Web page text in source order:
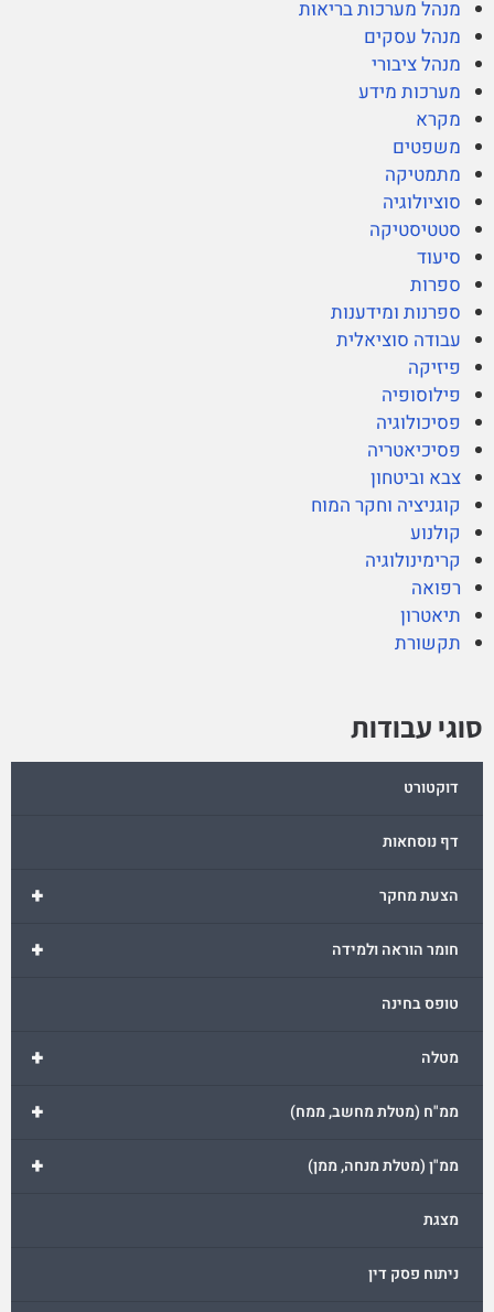
מנהל מערכות בריאות
מנהל עסקים
מנהל ציבורי
מערכות מידע
מקרא
משפטים
מתמטיקה
סוציולוגיה
סטטיסטיקה
סיעוד
ספרות
ספרנות ומידענות
עבודה סוציאלית
פיזיקה
פילוסופיה
פסיכולוגיה
פסיכיאטריה
צבא וביטחון
קוגניציה וחקר המוח
קולנוע
קרימינולוגיה
רפואה
תיאטרון
תקשורת
סוגי עבודות
דוקטורט
דף נוסחאות
+ הצעת מחקר
+ חומר הוראה ולמידה
טופס בחינה
+ מטלה
+ ממ"ח (מטלת מחשב, ממח)
+ ממ"ן (מטלת מנחה, ממן)
מצגת
ניתוח פסק דין